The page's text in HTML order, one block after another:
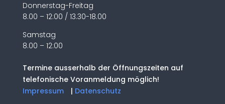
Donnerstag-Freitag
8.00 – 12:00 / 13.30-18.00
Samstag
8.00 – 12:00
Termine ausserhalb der Öffnungszeiten auf
telefonische Voranmeldung möglich!
Impressum
| Datenschutz